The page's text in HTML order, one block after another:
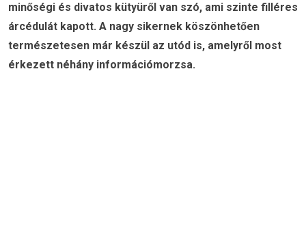
minőségi és divatos kütyüről van szó, ami szinte filléres
árcédulát kapott. A nagy sikernek köszönhetően
természetesen már készül az utód is, amelyről most
érkezett néhány információmorzsa.